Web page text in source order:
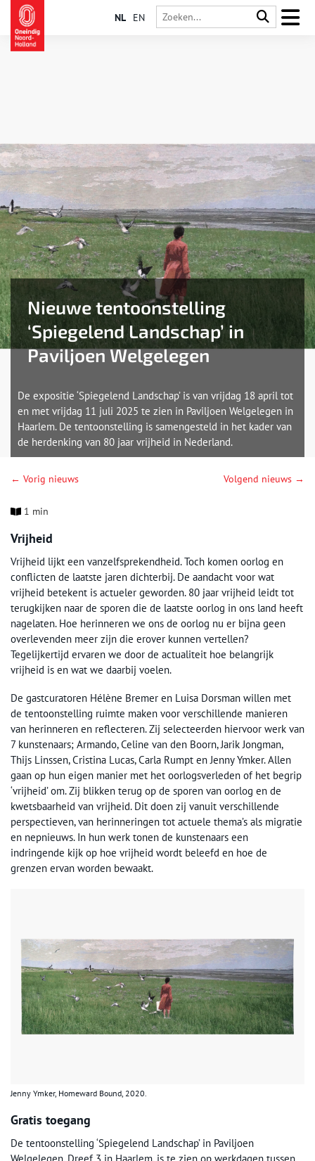
NL EN
Nieuwe tentoonstelling
‘Spiegelend Landschap’ in
Paviljoen Welgelegen
De expositie ‘Spiegelend Landschap’ is van vrijdag 18 april tot
en met vrijdag 11 juli 2025 te zien in Paviljoen Welgelegen in
Haarlem. De tentoonstelling is samengesteld in het kader van
de herdenking van 80 jaar vrijheid in Nederland.
← Vorig nieuws Volgend nieuws →
1 min
Vrijheid
Vrijheid lijkt een vanzelfsprekendheid. Toch komen oorlog en
conflicten de laatste jaren dichterbij. De aandacht voor wat
vrijheid betekent is actueler geworden. 80 jaar vrijheid leidt tot
terugkijken naar de sporen die de laatste oorlog in ons land heeft
nagelaten. Hoe herinneren we ons de oorlog nu er bijna geen
overlevenden meer zijn die erover kunnen vertellen?
Tegelijkertijd ervaren we door de actualiteit hoe belangrijk
vrijheid is en wat we daarbij voelen.
De gastcuratoren Hélène Bremer en Luisa Dorsman willen met
de tentoonstelling ruimte maken voor verschillende manieren
van herinneren en reflecteren. Zij selecteerden hiervoor werk van
7 kunstenaars; Armando, Celine van den Boorn, Jarik Jongman,
Thijs Linssen, Cristina Lucas, Carla Rumpt en Jenny Ymker. Allen
gaan op hun eigen manier met het oorlogsverleden of het begrip
‘vrijheid’ om. Zij blikken terug op de sporen van oorlog en de
kwetsbaarheid van vrijheid. Dit doen zij vanuit verschillende
perspectieven, van herinneringen tot actuele thema’s als migratie
en nepnieuws. In hun werk tonen de kunstenaars een
indringende kijk op hoe vrijheid wordt beleefd en hoe de
grenzen ervan worden bewaakt.
Jenny Ymker, Homeward Bound, 2020.
Gratis toegang
De tentoonstelling ‘Spiegelend Landschap’ in Paviljoen